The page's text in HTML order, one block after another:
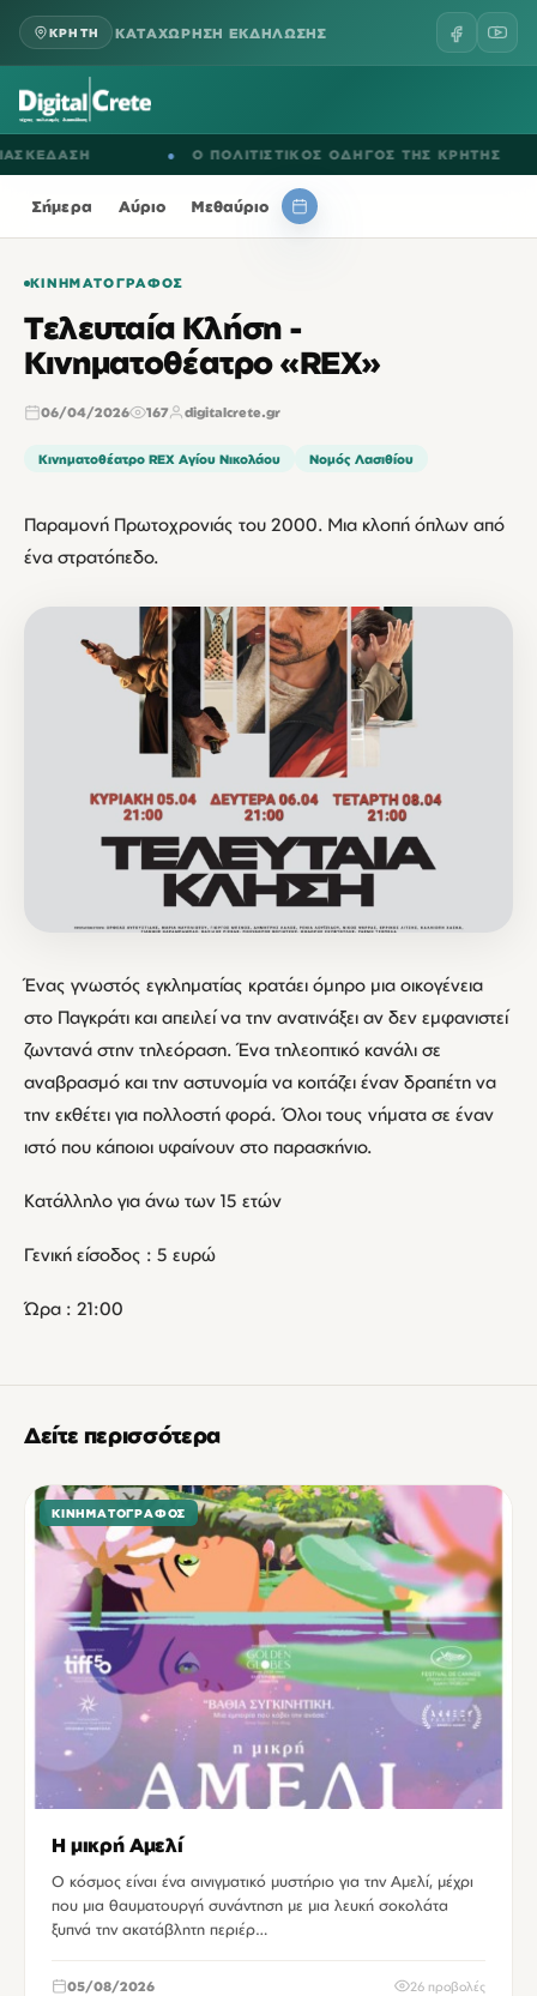
ΚΡΗΤΗ ΚΑΤΑΧΩΡΗΣΗ ΕΚΔΗΛΩΣΗΣ
Ο ΠΟΛΙΤΙΣΤΙΚΟΣ ΟΔΗΓΟΣ ΤΗΣ ΚΡΗΤΗΣ
Σήμερα Αύριο Μεθαύριο
ΚΙΝΗΜΑΤΟΓΡΆΦΟΣ
Τελευταία Κλήση -
Κινηματοθέατρο «REX»
06/04/2026 167 digitalcrete.gr
Κινηματοθέατρο REX Αγίου Νικολάου Νομός Λασιθίου
Παραμονή Πρωτοχρονιάς του 2000. Μια κλοπή όπλων από
ένα στρατόπεδο.
Ένας γνωστός εγκληματίας κρατάει όμηρο μια οικογένεια
στο Παγκράτι και απειλεί να την ανατινάξει αν δεν εμφανιστεί
ζωντανά στην τηλεόραση. Ένα τηλεοπτικό κανάλι σε
αναβρασμό και την αστυνομία να κοιτάζει έναν δραπέτη να
την εκθέτει για πολλοστή φορά. Όλοι τους νήματα σε έναν
ιστό που κάποιοι υφαίνουν στο παρασκήνιο.
Κατάλληλο για άνω των 15 ετών
Γενική είσοδος : 5 ευρώ
Ώρα : 21:00
Δείτε περισσότερα
ΚΙΝΗΜΑΤΟΓΡΆΦΟΣ
Η μικρή Αμελί
Ο κόσμος είναι ένα αινιγματικό μυστήριο για την Αμελί, μέχρι
που μια θαυματουργή συνάντηση με μια λευκή σοκολάτα
ξυπνά την ακατάβλητη περιέρ…
05/08/2026 26 προβολές